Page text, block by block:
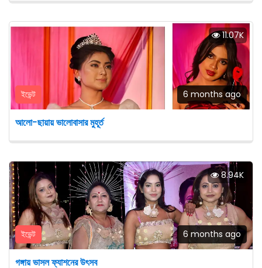
11.07K
ইভেন্ট 6 months ago
আলো-ছায়ায় ভালোবাসার মুহূর্ত
8.94K
ইভেন্ট 6 months ago
গঙ্গায় ভাসল ফ্যাশনের উৎসব